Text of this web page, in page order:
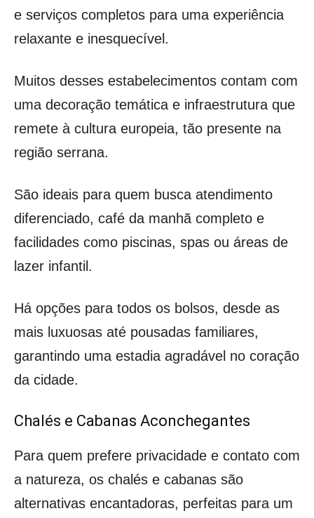
e serviços completos para uma experiência
relaxante e inesquecível.
Muitos desses estabelecimentos contam com
uma decoração temática e infraestrutura que
remete à cultura europeia, tão presente na
região serrana.
São ideais para quem busca atendimento
diferenciado, café da manhã completo e
facilidades como piscinas, spas ou áreas de
lazer infantil.
Há opções para todos os bolsos, desde as
mais luxuosas até pousadas familiares,
garantindo uma estadia agradável no coração
da cidade.
Chalés e Cabanas Aconchegantes
Para quem prefere privacidade e contato com
a natureza, os chalés e cabanas são
alternativas encantadoras, perfeitas para um